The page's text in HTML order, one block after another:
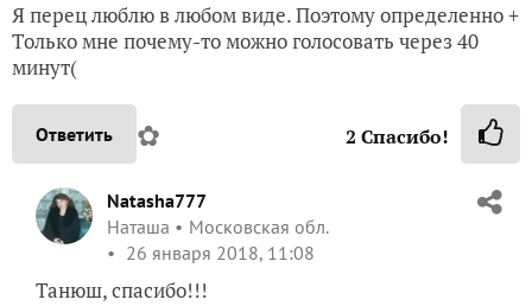
Я перец люблю в любом виде. Поэтому определенно +
Только мне почему-то можно голосовать через 40
минут(
Ответить ✿ 2 Спасибо!
Natasha777
Наташа
Московская обл.
26 января 2018, 11:08
Танюш, спасибо!!!